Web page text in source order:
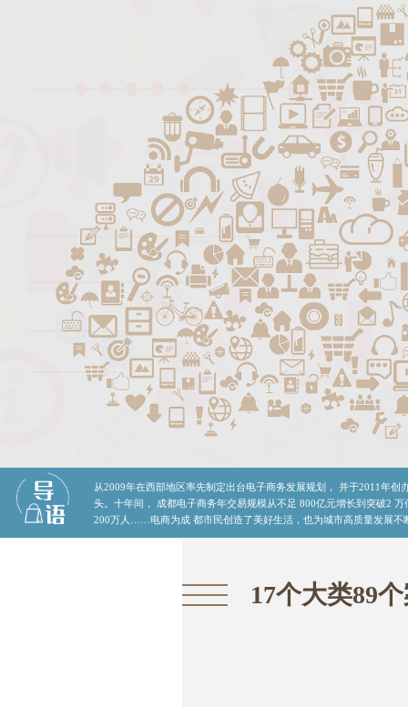
从2009年在西部地区率先制定出台电子商务发展规划， 并于2011年
头。十年间， 成都电子商务年交易规模从不足 800亿元增长到突破2
200万人……电商为成 都市民创造了美好生活，也为城市高质量发展不
17个大类89